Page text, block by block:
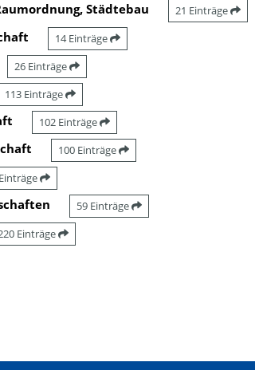
Städtebau 21 Einträge
14 Einträge
26 Einträge
113 Einträge
102 Einträge
100 Einträge
59 Einträge
Einträge